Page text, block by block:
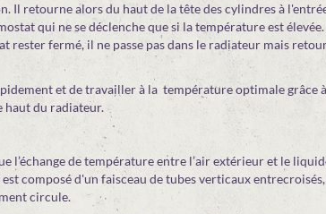
Il retourne alors du haut de la tête des cylindres à
qui ne se déclenche que si la température est élevée.
rester fermé, il ne passe pas dans le radiateur mais
et de travailler à la température optimale grâce
du radiateur.
l’échange de température entre l’air extérieur et le
composé d'un faisceau de tubes verticaux
circule.